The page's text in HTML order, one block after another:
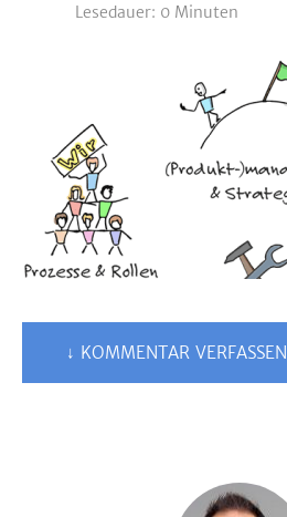
Lesedauer: 0 Minuten
↓ KOMMENTAR VERFASSEN